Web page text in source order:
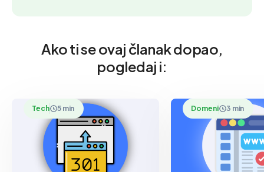
Ako ti se ovaj članak dopao,
pogledaj i:
Tech 5 min Domeni 3 min